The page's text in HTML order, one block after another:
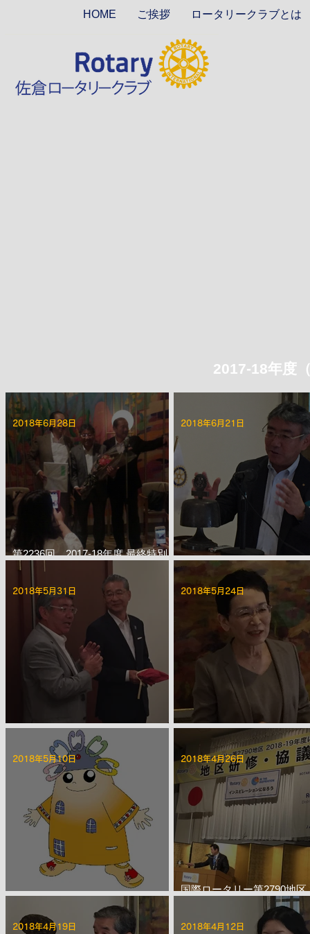
HOME ご挨拶 ロータリークラブとは
2017-18年度
第2236回 2017-18年度 最終特別
夜間例会
2018年6月28日
第2235回 6月第三例会
2018年6月21日
第2232回 5月夜間例会
2018年5月31日
第2231回 5月第三例会
2018年5月24日
2018年5月10日
国際ロータリー第2790地区
19年度 地区研修･協議会
2018年4月26日
2018年4月19日 2018年4月12日